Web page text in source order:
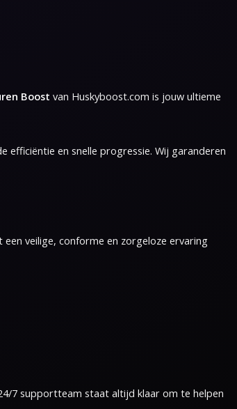
Boost van Huskyboost.com is jouw ultieme
efficiëntie en snelle progressie. Wij garanderen
een veilige, conforme en zorgeloze ervaring
7 supportteam staat altijd klaar om te helpen